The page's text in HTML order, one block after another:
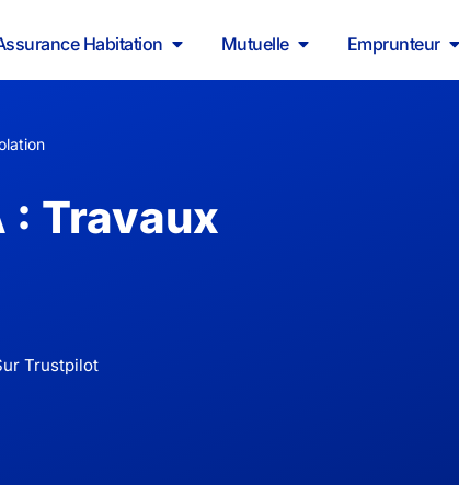
Habitation Mutuelle Emprunteur
: Travaux
Trustpilot